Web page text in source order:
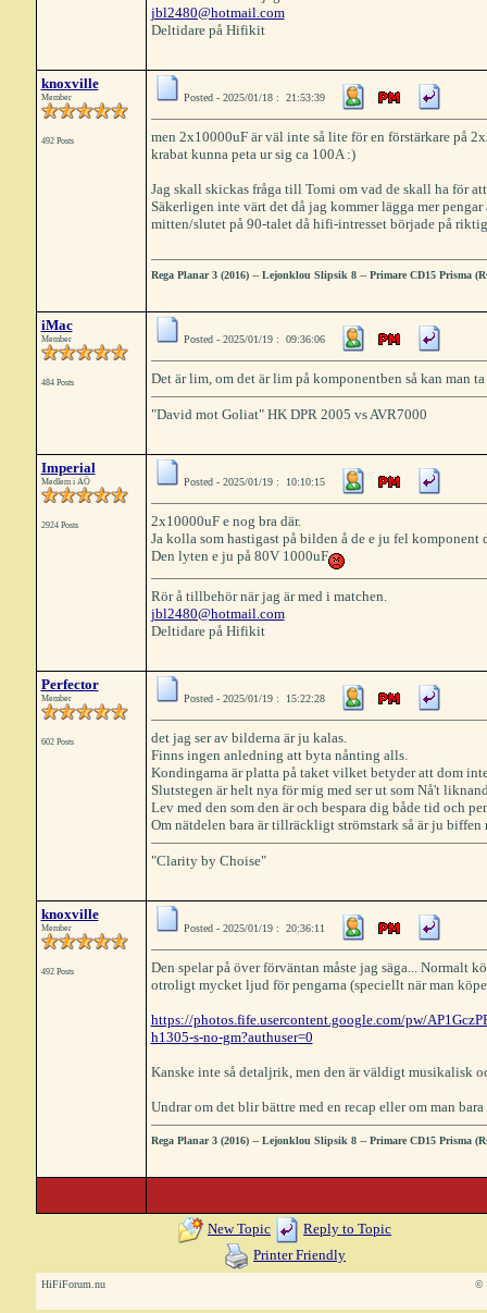
jbl2480@hotmail.com
Deltidare på Hifikit
knoxville
Member
492 Posts
Posted - 2025/01/18 : 21:53:39
men 2x10000uF är väl inte så lite för en förstärkare på
krabat kunna peta ur sig ca 100A :)
Jag skall skickas fråga till Tomi om vad de skall ha för
Säkerligen inte värt det då jag kommer lägga mer
mitten/slutet på 90-talet då hifi-intresset började på
Rega Planar 3 (2016)-- Lejonklou Slipsik 8-- Primare CD15 Prisma
iMac
Member
484 Posts
Posted - 2025/01/19 : 09:36:06
Det är lim, om det är lim på komponentben så kan man
"David mot Goliat" HK DPR 2005 vs AVR7000
Imperial
Medlem i AÖ
2924 Posts
Posted - 2025/01/19 : 10:10:15
2x10000uF e nog bra där.
Ja kolla som hastigast på bilden å de e ju fel komponent
Den lyten e ju på 80V 1000uF
Rör å tillbehör när jag är med i matchen.
jbl2480@hotmail.com
Deltidare på Hifikit
Perfector
Member
602 Posts
Posted - 2025/01/19 : 15:22:28
det jag ser av bilderna är ju kalas.
Finns ingen anledning att byta nånting alls.
Kondingarna är platta på taket vilket betyder att dom
Slutstegen är helt nya för mig med ser ut som Nå't
Lev med den som den är och bespara dig både tid och
Om nätdelen bara är tillräckligt strömstark så är ju biffen
"Clarity by Choise"
knoxville
Member
492 Posts
Posted - 2025/01/19 : 20:36:11
Den spelar på över förväntan måste jag säga... Normalt
otroligt mycket ljud för pengarna (speciellt när man
https://photos.fife.usercontent.google.com/pw/
h1305-s-no-gm?authuser=0
Kanske inte så detaljrik, men den är väldigt musikalisk
Undrar om det blir bättre med en recap eller om man
Rega Planar 3 (2016)-- Lejonklou Slipsik 8-- Primare CD15 Prisma
New Topic
Reply to Topic
Printer Friendly
HiFiForum.nu ©